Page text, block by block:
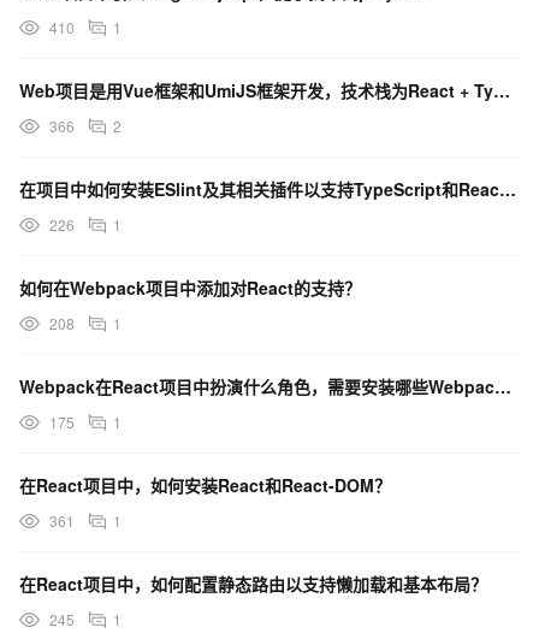
410 1
Web项目是用Vue框架和UmiJS框架开发，技术栈为React + TypeScript有冲突吧？
366 2
在项目中如何安装ESlint及其相关插件以支持TypeScript和React？
226 1
如何在Webpack项目中添加对React的支持？
208 1
Webpack在React项目中扮演什么角色，需要安装哪些Webpack相关的包？
175 1
在React项目中，如何安装React和React-DOM？
361 1
在React项目中，如何配置静态路由以支持懒加载和基本布局？
245 1